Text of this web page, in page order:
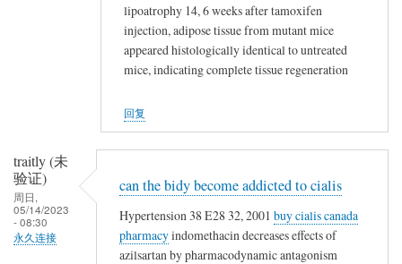
lipoatrophy 14, 6 weeks after tamoxifen
injection, adipose tissue from mutant mice
appeared histologically identical to untreated
mice, indicating complete tissue regeneration
回复
traitly (未
验证)
周日,
05/14/2023
- 08:30
永久连接
can the bidy become addicted to cialis
Hypertension 38 E28 32, 2001 buy cialis canada
pharmacyindomethacin decreases effects of
azilsartan by pharmacodynamic antagonism